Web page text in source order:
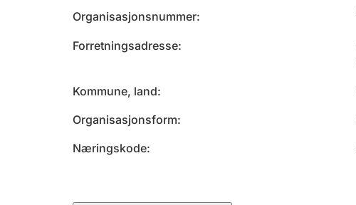
Organisasjonsnummer
Forretningsadresse
Kommune, land
Organisasjonsform
Næringskode